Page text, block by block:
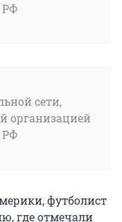
РФ
сети,
организацией
РФ
футболист
где отмечали